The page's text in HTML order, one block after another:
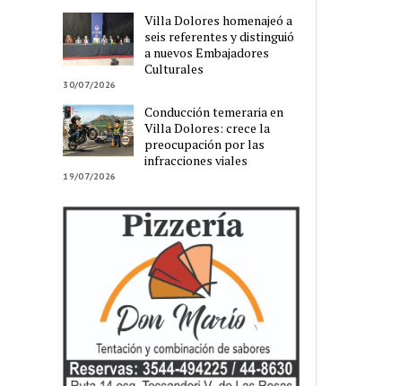
Villa Dolores homenajeó a
seis referentes y distinguió
a nuevos Embajadores
Culturales
30/07/2026
Conducción temeraria en
Villa Dolores: crece la
preocupación por las
infracciones viales
19/07/2026